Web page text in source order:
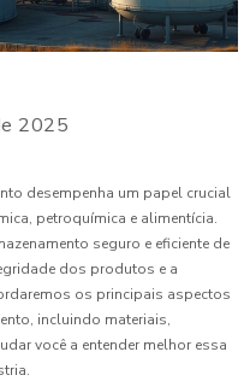
2025
desempenha um papel crucial
petroquímica e alimentícia.
seguro e eficiente de
dos produtos e a
os principais aspectos
incluindo materiais,
você a entender melhor essa